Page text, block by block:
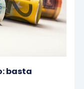
basta